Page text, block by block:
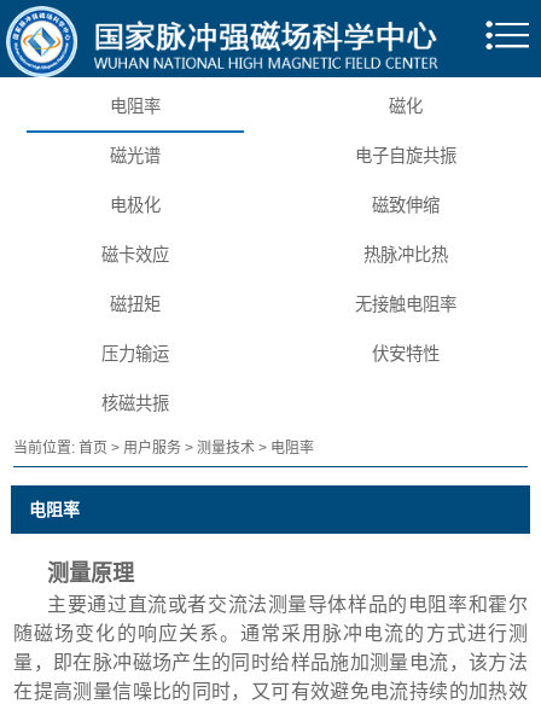
电阻率 磁化
磁光谱 电子自旋共振
电极化 磁致伸缩
磁卡效应 热脉冲比热
磁扭矩 无接触电阻率
压力输运 伏安特性
核磁共振
当前位置:首页 > 用户服务 >测量技术 > 电阻率
电阻率
测量原理
主要通过直流或者交流法测量导体样品的电阻率和霍尔
随磁场变化的响应关系。通常采用脉冲电流的方式进行测
量，即在脉冲磁场产生的同时给样品施加测量电流，该方法
在提高测量信噪比的同时，又可有效避免电流持续的加热效